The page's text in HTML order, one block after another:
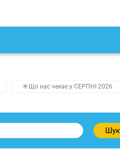
☀️Що нас чекає у СЕРПНІ 2026